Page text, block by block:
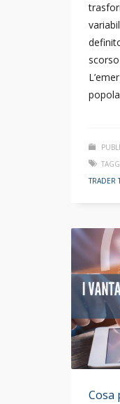
TRADER
Cosa